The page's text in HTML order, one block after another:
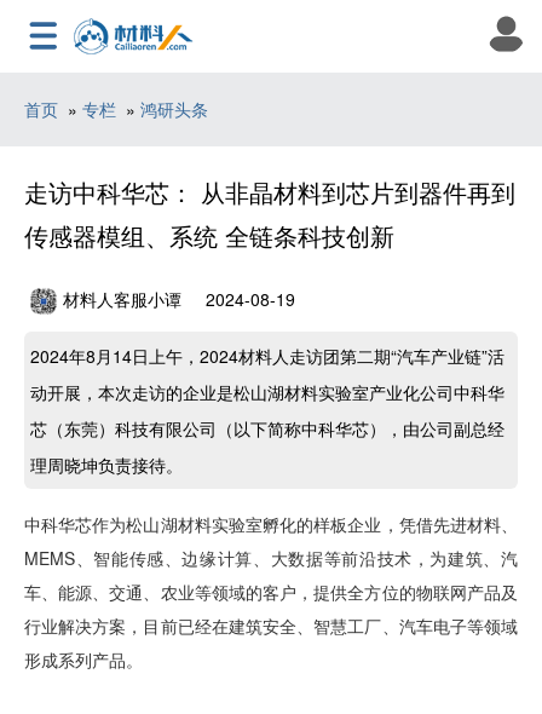
首页 » 专栏 » 鸿研头条
走访中科华芯： 从非晶材料到芯片到器件再到
传感器模组、系统 全链条科技创新
材料人客服小谭 2024-08-19
2024年8月14日上午，2024材料人走访团第二期“汽车产业链”活
动开展，本次走访的企业是松山湖材料实验室产业化公司中科华
芯（东莞）科技有限公司（以下简称中科华芯），由公司副总经
理周晓坤负责接待。
中科华芯作为松山湖材料实验室孵化的样板企业，凭借先进材料、
MEMS、智能传感、边缘计算、大数据等前沿技术，为建筑、汽
车、能源、交通、农业等领域的客户，提供全方位的物联网产品及
行业解决方案，目前已经在建筑安全、智慧工厂、汽车电子等领域
形成系列产品。